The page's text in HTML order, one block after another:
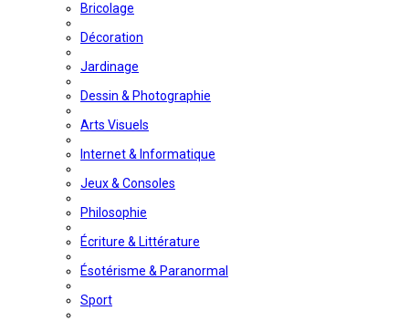
Bricolage
Décoration
Jardinage
Dessin & Photographie
Arts Visuels
Internet & Informatique
Jeux & Consoles
Philosophie
Écriture & Littérature
Ésotérisme & Paranormal
Sport